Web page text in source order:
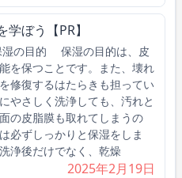
ぼう【PR】
湿の目的 保湿の目的は、皮
を保つことです。また、壊れ
修復するはたらきも担ってい
やさしく洗浄しても、汚れと
の皮脂膜も取れてしまうの
必ずしっかりと保湿をしま
浄後だけでなく、乾燥
2025年2月19日